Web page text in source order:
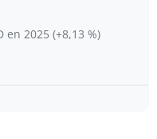
en 2025 (+8,13 %)